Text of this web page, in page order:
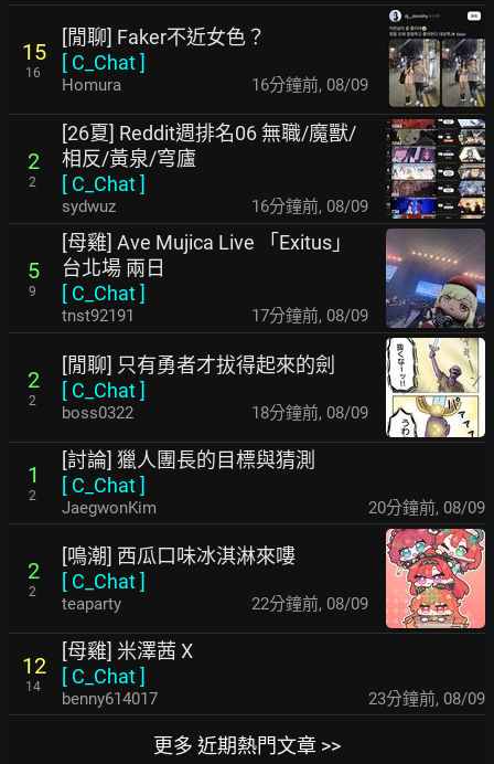
15
16
[閒聊] Faker不近女色？
[ C_Chat]
Homura 16分鐘前, 08/09
2
2
[26夏] Reddit週排名06 無職/魔獸/
相反/黃泉/穹廬
[ C_Chat]
sydwuz 16分鐘前, 08/09
5
9
[母雞] Ave Mujica Live 「Exitus」
台北場 兩日
[ C_Chat]
tnst92191 17分鐘前, 08/09
2
2
[閒聊] 只有勇者才拔得起來的劍
[ C_Chat]
boss0322 18分鐘前, 08/09
1
2
[討論] 獵人團長的目標與猜測
[ C_Chat]
JaegwonKim 20分鐘前, 08/09
2
2
[鳴潮] 西瓜口味冰淇淋來嘍
[ C_Chat]
teaparty 22分鐘前, 08/09
12
14
[母雞] 米澤茜 X
[ C_Chat]
benny614017 23分鐘前, 08/09
更多 近期熱門文章 >>